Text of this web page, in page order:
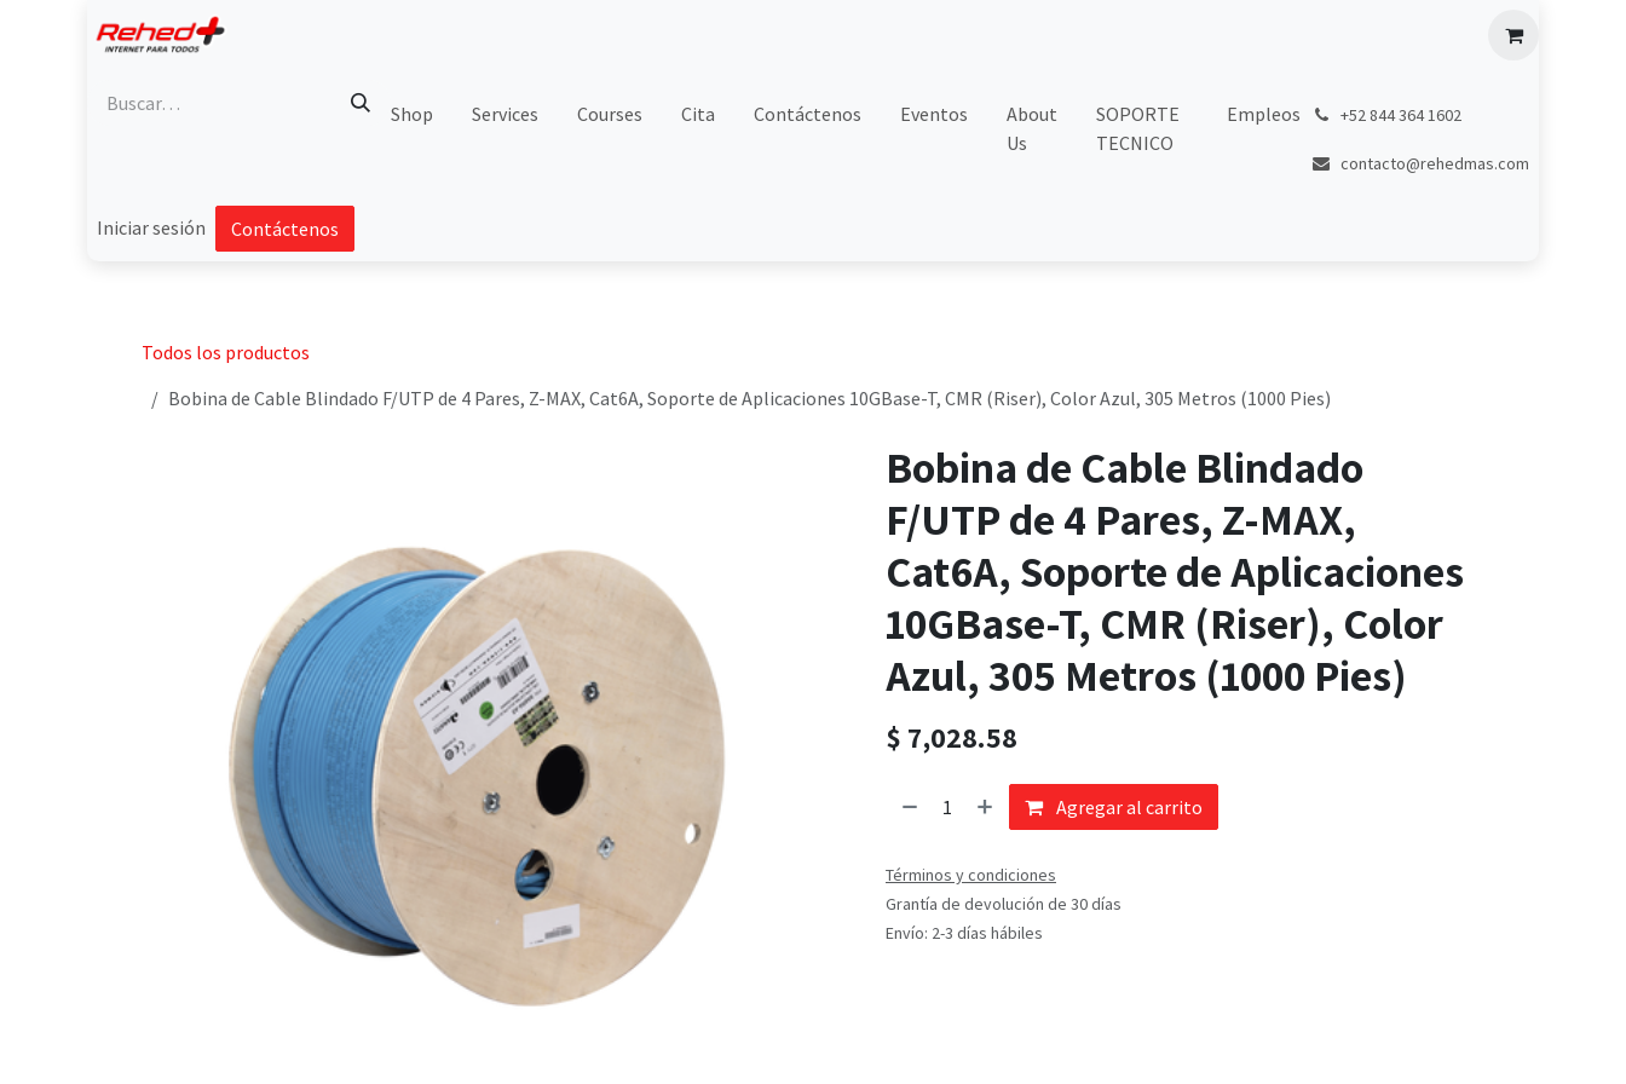
Shop Services Courses Cita Contáctenos Eventos
About
Us
SOPORTE
TECNICO
Empleos +52 844 364 1602
contacto@rehedmas.com
Iniciar sesión Contáctenos
Todos los productos
Bobina de Cable Blindado F/UTP de 4 Pares, Z-MAX, Cat6A, Soporte de Aplicaciones 10GBase-T, CMR (Riser), Color Azul, 305 Metros (1000 Pies)
Bobina de Cable Blindado
F/UTP de 4 Pares, Z-MAX,
Cat6A, Soporte de Aplicaciones
10GBase-T, CMR (Riser), Color
Azul, 305 Metros (1000 Pies)
$ 7,028.58
Agregar al carrito
Términos y condiciones
Grantía de devolución de 30 días
Envío: 2-3 días hábiles